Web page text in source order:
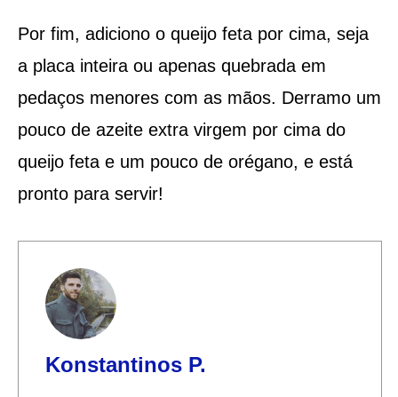
Por fim, adiciono o queijo feta por cima, seja
a placa inteira ou apenas quebrada em
pedaços menores com as mãos. Derramo um
pouco de azeite extra virgem por cima do
queijo feta e um pouco de orégano, e está
pronto para servir!
Konstantinos P.